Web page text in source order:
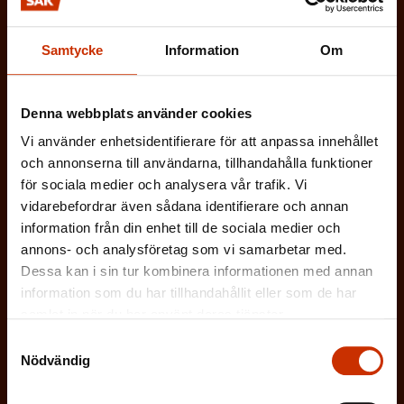
Samtycke Information Om
Denna webbplats använder cookies
Vi använder enhetsidentifierare för att anpassa innehållet
och annonserna till användarna, tillhandahålla funktioner
för sociala medier och analysera vår trafik. Vi
vidarebefordrar även sådana identifierare och annan
information från din enhet till de sociala medier och
annons- och analysföretag som vi samarbetar med.
Dessa kan i sin tur kombinera informationen med annan
information som du har tillhandahållit eller som de har
Nödvändig
k
t
)
o
s
k
t
)
g
o
r
i
s
k
t
)
FÖRTROENDEMAN
ARBETARSKYDDSFULLMÄKTIG
JOBBAR INOM FACKET
ARBETSGIVARREPRESENTANT
I ÖVRIGT INTRESSERAD AV ARBETSLIVET
På vilket språk vill du ha nyhetsbrevet?